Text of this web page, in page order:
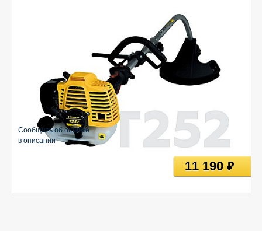
Сообщить об ошибке
в описании
11 190руб